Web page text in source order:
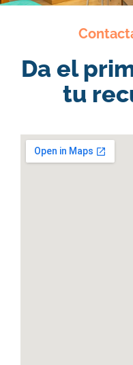
Da el
tu